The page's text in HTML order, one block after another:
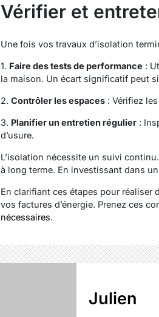
Vérifier et
Une fois vos travaux d’isolation
1. Faire des tests de performance :
la maison. Un écart significatif peut
2. Contrôler les espaces: Vérifiez les
3. Planifier un entretien régulier:
d’usure.
L’isolation nécessite un suivi
à long terme. En investissant dans
En clarifiant ces étapes pour
vos factures d’énergie. Prenez ces
nécessaires.
Julien